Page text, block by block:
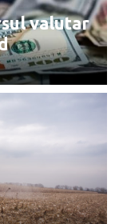
valutar
valutar